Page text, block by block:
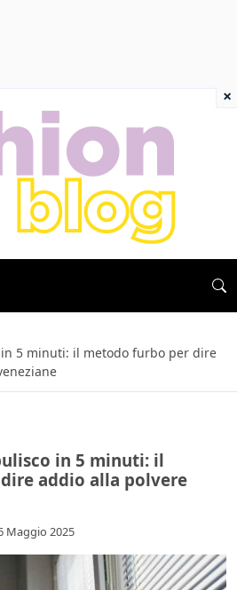
in 5 minuti: il metodo furbo per dire
in 5 minuti: il
addio alla polvere
Maggio 2025
×